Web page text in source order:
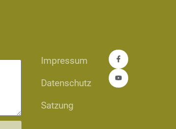
Impressum
Datenschutz
Satzung